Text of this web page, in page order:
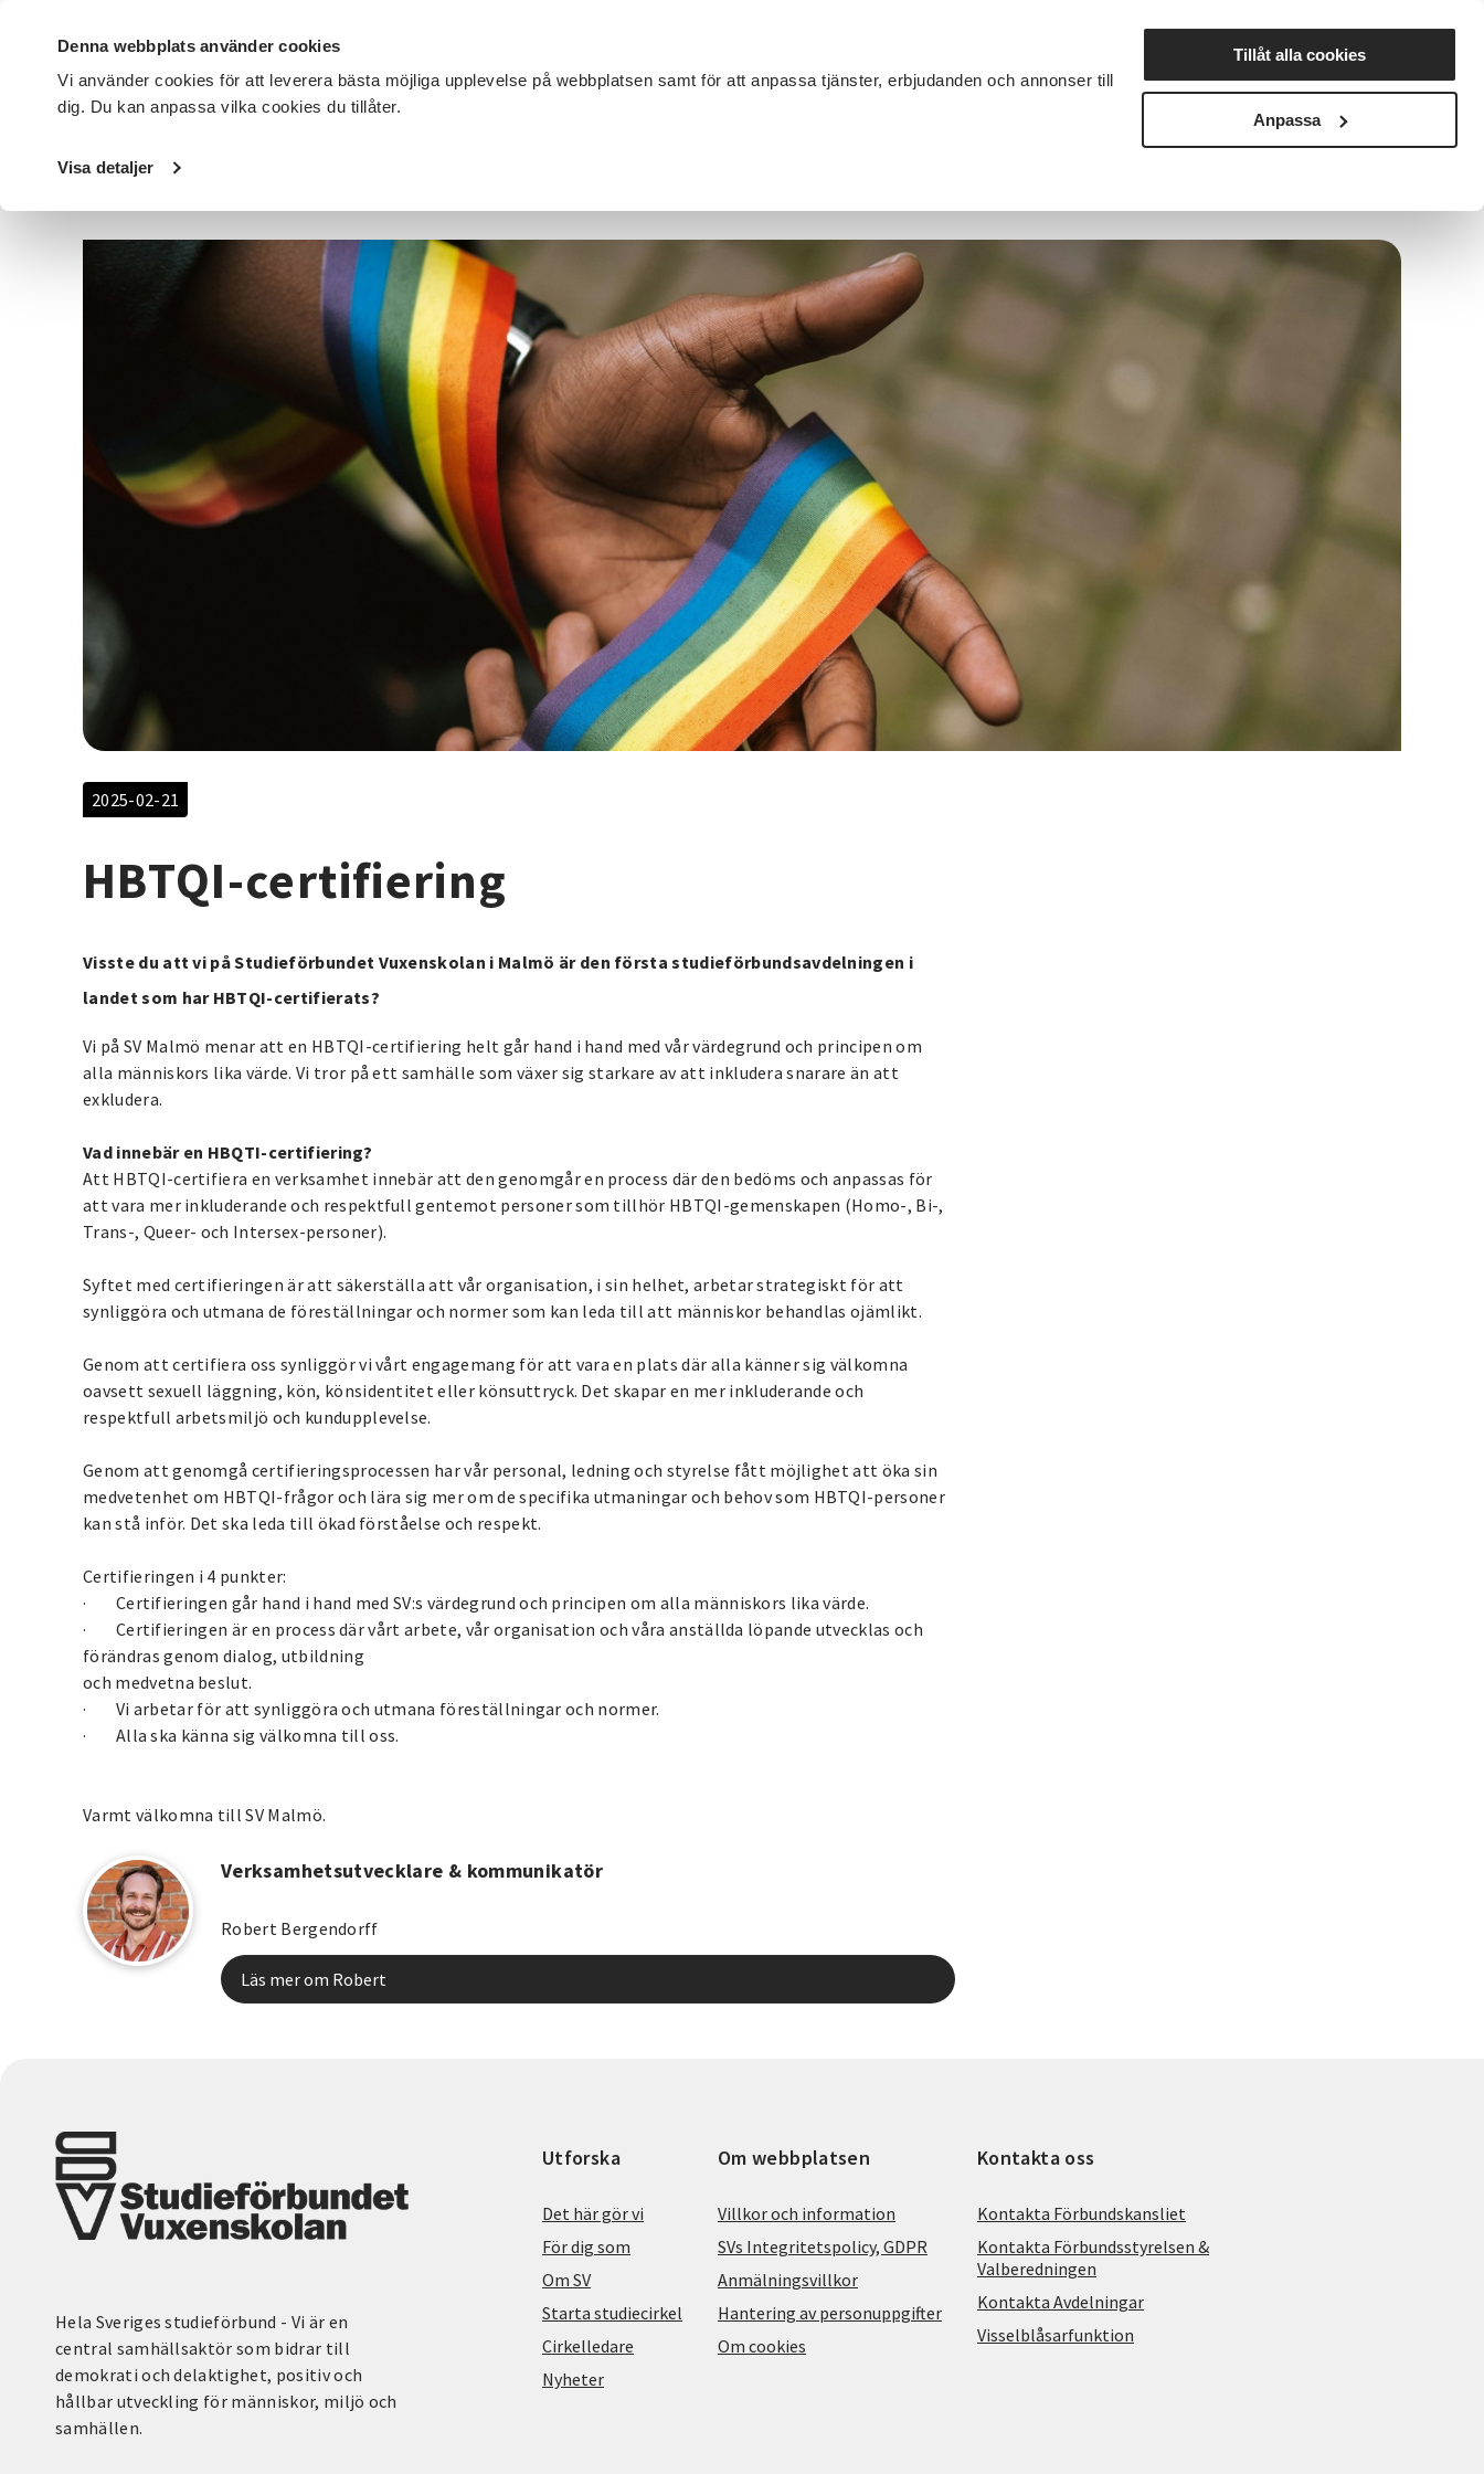
Denna webbplats använder cookies
Vi använder cookies för att leverera bästa möjliga upplevelse på webbplatsen samt för att anpassa tjänster, erbjudanden och annonser till
dig. Du kan anpassa vilka cookies du tillåter.
Visa detaljer
Tillåt alla cookies
Anpassa
DET HÄR GÖR VI FÖR DIG SOM SÖK KURSER OCH EVENEMANG Nyheter Avdelningar
Startsida / Avdelningar
2025-02-21
HBTQI-certifiering
Visste du att vi på Studieförbundet Vuxenskolan i Malmö är den första studieförbundsavdelningen i
landet som har HBTQI-certifierats?
Vi på SV Malmö menar att en HBTQI-certifiering helt går hand i hand med vår värdegrund och principen om
alla människors lika värde. Vi tror på ett samhälle som växer sig starkare av att inkludera snarare än att
exkludera.
Vad innebär en HBQTI-certifiering?
Att HBTQI-certifiera en verksamhet innebär att den genomgår en process där den bedöms och anpassas för
att vara mer inkluderande och respektfull gentemot personer som tillhör HBTQI-gemenskapen (Homo-, Bi-,
Trans-, Queer- och Intersex-personer).
Syftet med certifieringen är att säkerställa att vår organisation, i sin helhet, arbetar strategiskt för att
synliggöra och utmana de föreställningar och normer som kan leda till att människor behandlas ojämlikt.
Genom att certifiera oss synliggör vi vårt engagemang för att vara en plats där alla känner sig välkomna
oavsett sexuell läggning, kön, könsidentitet eller könsuttryck. Det skapar en mer inkluderande och
respektfull arbetsmiljö och kundupplevelse.
Genom att genomgå certifieringsprocessen har vår personal, ledning och styrelse fått möjlighet att öka sin
medvetenhet om HBTQI-frågor och lära sig mer om de specifika utmaningar och behov som HBTQI-personer
kan stå inför. Det ska leda till ökad förståelse och respekt.
Certifieringen i 4 punkter:
· Certifieringen går hand i hand med SV:s värdegrund och principen om alla människors lika värde.
· Certifieringen är en process där vårt arbete, vår organisation och våra anställda löpande utvecklas och
förändras genom dialog, utbildning
och medvetna beslut.
· Vi arbetar för att synliggöra och utmana föreställningar och normer.
· Alla ska känna sig välkomna till oss.
Varmt välkomna till SV Malmö.
Verksamhetsutvecklare & kommunikatör
Robert Bergendorff
Läs mer om Robert
Hela Sveriges studieförbund - Vi är en
central samhällsaktör som bidrar till
demokrati och delaktighet, positiv och
hållbar utveckling för människor, miljö och
samhällen.
Utforska
Det här gör vi
För dig som
Om SV
Starta studiecirkel
Cirkelledare
Nyheter
Om webbplatsen
Villkor och information
SVs Integritetspolicy, GDPR
Anmälningsvillkor
Hantering av personuppgifter
Om cookies
Kontakta oss
Kontakta Förbundskansliet
Kontakta Förbundsstyrelsen &
Valberedningen
Kontakta Avdelningar
Visselblåsarfunktion